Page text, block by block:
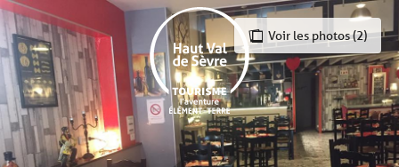
Aller
au
contenu
principal
Voir les photos (2)